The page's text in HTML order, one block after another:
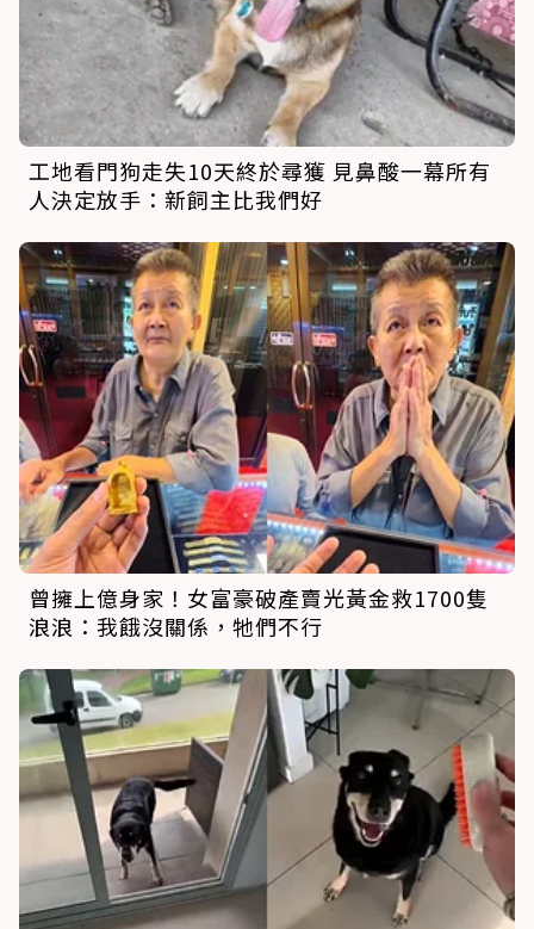
工地看門狗走失10天終於尋獲 見鼻酸一幕所有
人決定放手：新飼主比我們好
曾擁上億身家！女富豪破產賣光黃金救1700隻
浪浪：我餓沒關係，牠們不行